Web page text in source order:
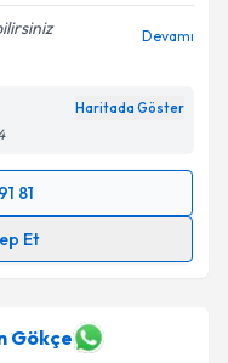
Devamı
Haritada Göster
81
Et
posta ile
Gökçe